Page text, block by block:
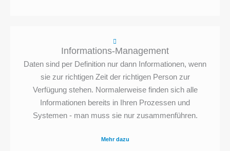
Informations-Management
Daten sind per Definition nur dann Informationen, wenn
sie zur richtigen Zeit der richtigen Person zur
Verfügung stehen. Normalerweise finden sich alle
Informationen bereits in Ihren Prozessen und
Systemen - man muss sie nur zusammenführen.
Mehr dazu